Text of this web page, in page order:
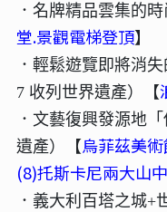
．名牌精品雲集的
堂.景觀電梯登頂】
．輕鬆遊覽即將消
7 收列世界遺產）【
．文藝復興發源地
遺產）【烏菲茲美
(8)托斯卡尼兩大山
．義大利百塔之城+